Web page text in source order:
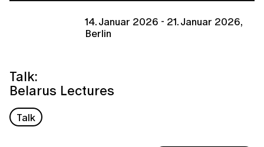
14. Januar 2026 - 21. Januar 2026,
Berlin
Talk:
Belarus Lectures
Talk